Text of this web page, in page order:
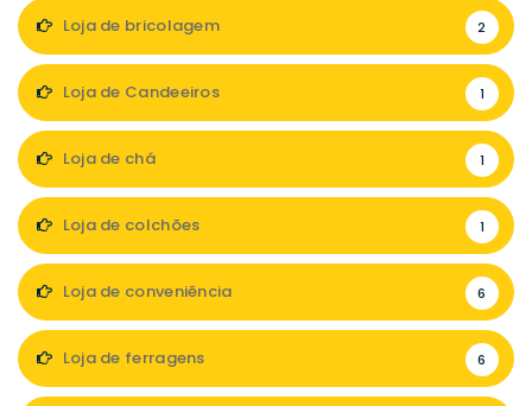
Loja de bricolagem 2
Loja de Candeeiros 1
Loja de chá 1
Loja de colchões 1
Loja de conveniência 6
Loja de ferragens 6